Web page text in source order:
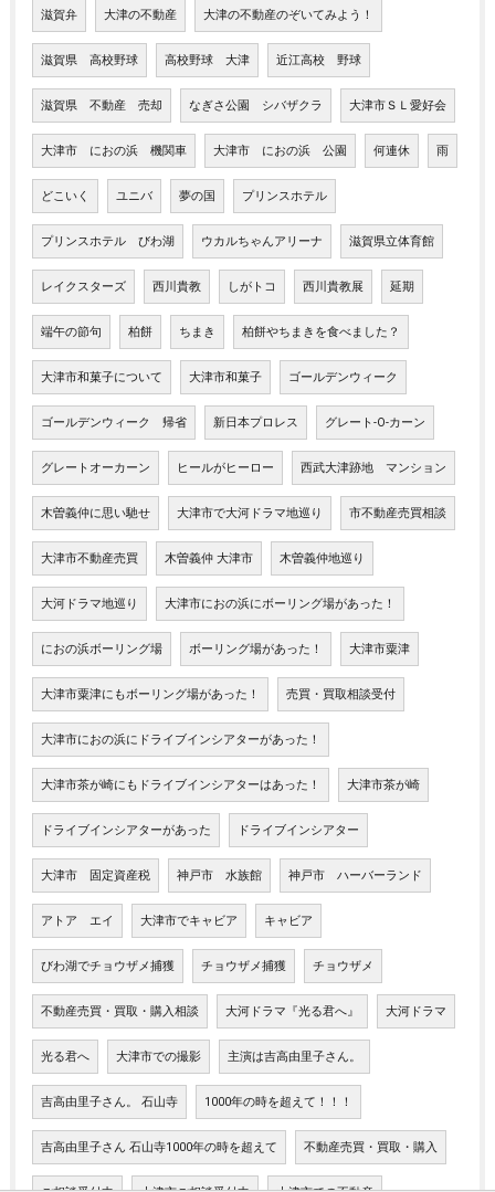
滋賀弁 大津の不動産 大津の不動産のぞいてみよう！
滋賀県 高校野球 高校野球 大津 近江高校 野球
滋賀県 不動産 売却 なぎさ公園 シバザクラ 大津市ＳＬ愛好会
大津市 におの浜 機関車 大津市 におの浜 公園 何連休 雨
どこいく ユニバ 夢の国 プリンスホテル
プリンスホテル びわ湖 ウカルちゃんアリーナ 滋賀県立体育館
レイクスターズ 西川貴教 しがトコ 西川貴教展 延期
端午の節句 柏餅 ちまき 柏餅やちまきを食べました？
大津市和菓子について 大津市和菓子 ゴールデンウィーク
ゴールデンウィーク 帰省 新日本プロレス グレート-O-カーン
グレートオーカーン ヒールがヒーロー 西武大津跡地 マンション
木曽義仲に思い馳せ 大津市で大河ドラマ地巡り 市不動産売買相談
大津市不動産売買 木曽義仲 大津市 木曽義仲地巡り
大河ドラマ地巡り 大津市におの浜にボーリング場があった！
におの浜ボーリング場 ボーリング場があった！ 大津市粟津
大津市粟津にもボーリング場があった！ 売買・買取相談受付
大津市におの浜にドライブインシアターがあった！
大津市茶が崎にもドライブインシアターはあった！ 大津市茶が崎
ドライブインシアターがあった ドライブインシアター
大津市 固定資産税 神戸市 水族館 神戸市 ハーバーランド
アトア エイ 大津市でキャビア キャビア
びわ湖でチョウザメ捕獲 チョウザメ捕獲 チョウザメ
不動産売買・買取・購入相談 大河ドラマ『光る君へ』 大河ドラマ
光る君へ 大津市での撮影 主演は吉高由里子さん。
吉高由里子さん。 石山寺 1000年の時を超えて！！！
吉高由里子さん 石山寺1000年の時を超えて 不動産売買・買取・購入